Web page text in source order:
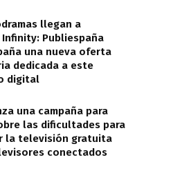
llegan a
Publiespaña
una nueva oferta
dedicada a este
digital
una campaña para
las dificultades para
la televisión gratuita
conectados